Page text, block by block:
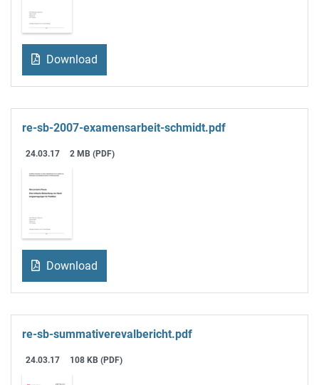
Download
re-sb-2007-examensarbeit-schmidt.pdf
24.03.17 2 MB (PDF)
Download
re-sb-summativerevalbericht.pdf
24.03.17 108 KB (PDF)